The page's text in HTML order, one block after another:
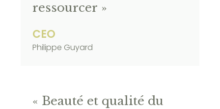
ressourcer »
CEO
Philippe Guyard
« Beauté et qualité du